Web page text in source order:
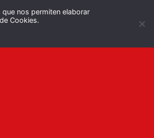
nos permiten elaborar
Cookies.
Español English